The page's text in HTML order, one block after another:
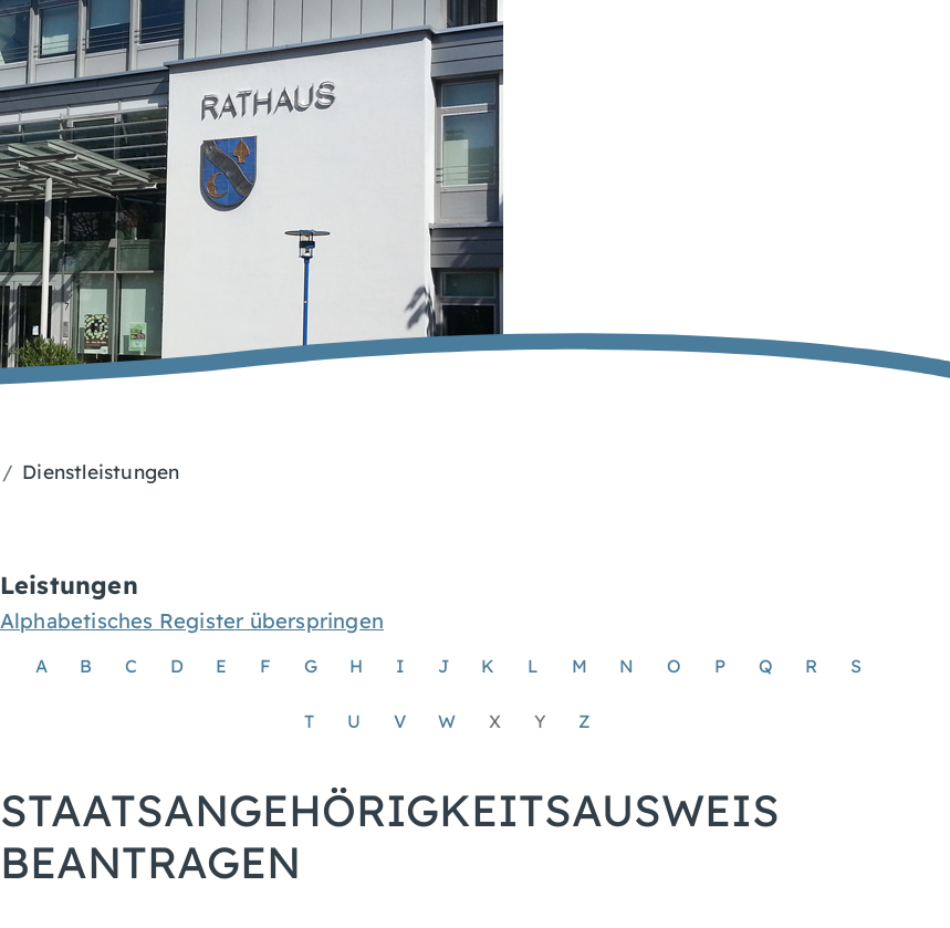
Dienstleistungen
Leistungen
Alphabetisches Register überspringen
A B C D E F G H I J K L M N O P Q R S
T U V W X Y Z
STAATSANGEHÖRIGKEITSAUSWEIS
BEANTRAGEN